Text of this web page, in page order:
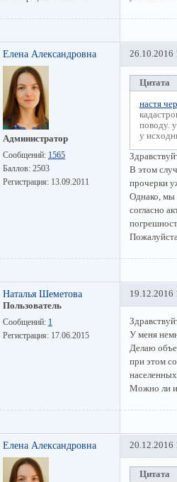
Елена Александровна
Администратор
Сообщений: 1565
Баллов: 2503
Регистрация: 13.09.2011
26.10.2016
Цитата
настя
поводу.
у
В этом
прочерки
Однако, мы
согласно
Наталья Шеметова
Пользователь
Сообщений: 1
Регистрация: 17.06.2015
19.12.2016
У меня
Делаю
при этом
Можно ли
Елена Александровна 20.12.2016
Цитата